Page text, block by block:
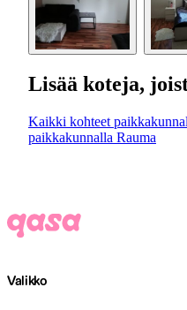
Lisää koteja,
Kaikki kohteet
paikkakunnalla Rauma
Valikko